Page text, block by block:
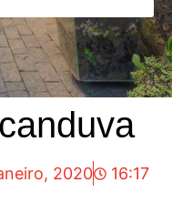
2020 16:17